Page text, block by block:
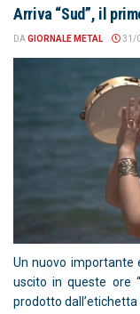
Arriva “Sud”, il
DAGIORNALE METAL 31/
Un nuovo importante
uscito in queste ore
prodotto dall’etichetta